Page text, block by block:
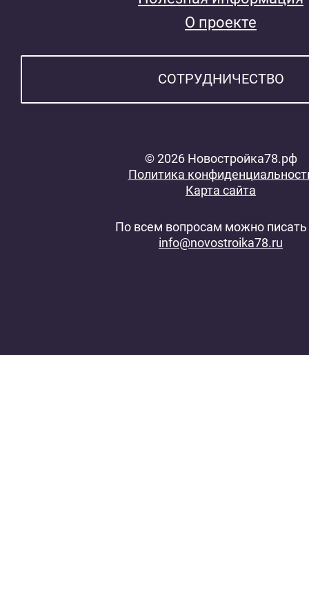
О проекте
СОТРУДНИЧЕСТВО
© 2026 Новостройка78.рф
Политика
Карта сайта
По всем вопросам можно писать
info@novostroika78.ru